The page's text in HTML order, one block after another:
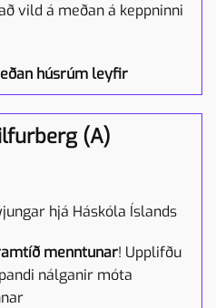
vild á meðan á keppninni
húsrúm leyfir
(A)
hjá Háskóla Íslands
menntunar! Upplifðu
nálganir móta